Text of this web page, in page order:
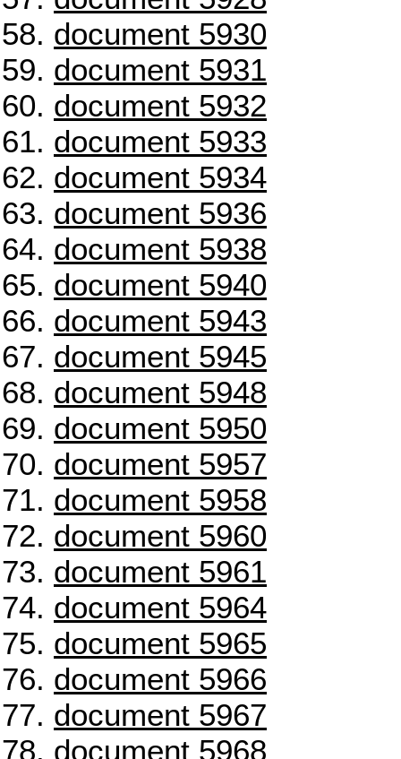
document 5930
document 5931
document 5932
document 5933
document 5934
document 5936
document 5938
document 5940
document 5943
document 5945
document 5948
document 5950
document 5957
document 5958
document 5960
document 5961
document 5964
document 5965
document 5966
document 5967
document 5968